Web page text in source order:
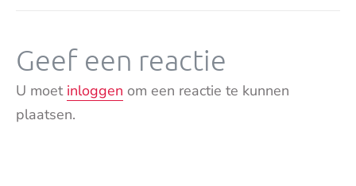
Geef een reactie
U moet inloggen om een reactie te kunnen
plaatsen.